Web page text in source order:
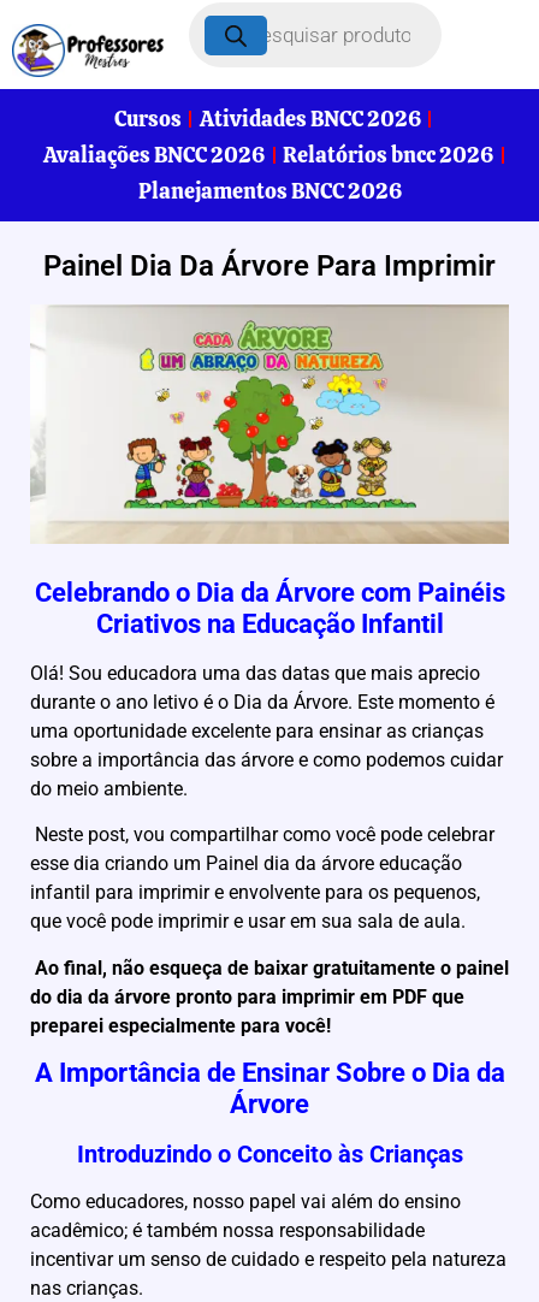
Cursos
Atividades BNCC 2026
Avaliações BNCC 2026
Relatórios bncc 2026
Planejamentos BNCC 2026
Painel Dia Da Árvore Para Imprimir
Celebrando o Dia da Árvore com Painéis
Criativos na Educação Infantil
Olá! Sou educadora uma das datas que mais aprecio
durante o ano letivo é o Dia da Árvore. Este momento é
uma oportunidade excelente para ensinar as crianças
sobre a importância das árvore e como podemos cuidar
do meio ambiente.
Neste post, vou compartilhar como você pode celebrar
esse dia criando um Painel dia da árvore educação
infantil para imprimir e envolvente para os pequenos,
que você pode imprimir e usar em sua sala de aula.
Ao final, não esqueça de baixar gratuitamente o painel
do dia da árvore pronto para imprimir em PDF que
preparei especialmente para você!
A Importância de Ensinar Sobre o Dia da
Árvore
Introduzindo o Conceito às Crianças
Como educadores, nosso papel vai além do ensino
acadêmico; é também nossa responsabilidade
incentivar um senso de cuidado e respeito pela natureza
nas crianças.